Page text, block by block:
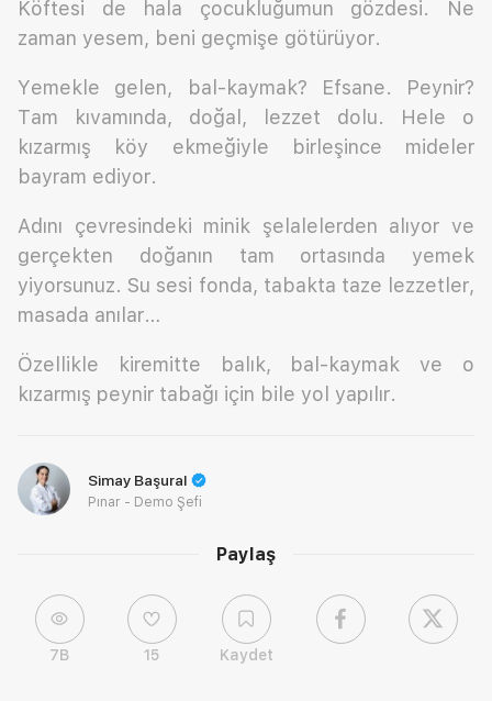
Paylaş
7B 15 Kaydet
Köftesi de hala çocukluğumun gözdesi. Ne
zaman yesem, beni geçmişe götürüyor.
Yemekle gelen, bal-kaymak? Efsane. Peynir?
Tam kıvamında, doğal, lezzet dolu. Hele o
kızarmış köy ekmeğiyle birleşince mideler
bayram ediyor.
Adını çevresindeki minik şelalelerden alıyor ve
gerçekten doğanın tam ortasında yemek
yiyorsunuz. Su sesi fonda, tabakta taze lezzetler,
masada anılar…
Özellikle kiremitte balık, bal-kaymak ve o
kızarmış peynir tabağı için bile yol yapılır.
Simay Başural
Pınar - Demo Şefi